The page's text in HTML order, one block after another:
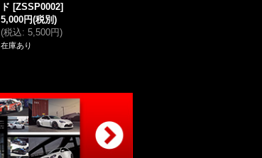
ド [ZSSP0002]
5,000円(税別)
(税込: 5,500円)
在庫あり